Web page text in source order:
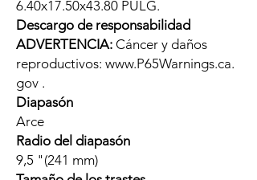
6.40x17.50x43.80 PULG.
Descargo de responsabilidad
ADVERTENCIA: Cáncer y daños
reproductivos: www.P65Warnings.ca.
gov .
Diapasón
Arce
Radio del diapasón
9,5 "(241 mm)